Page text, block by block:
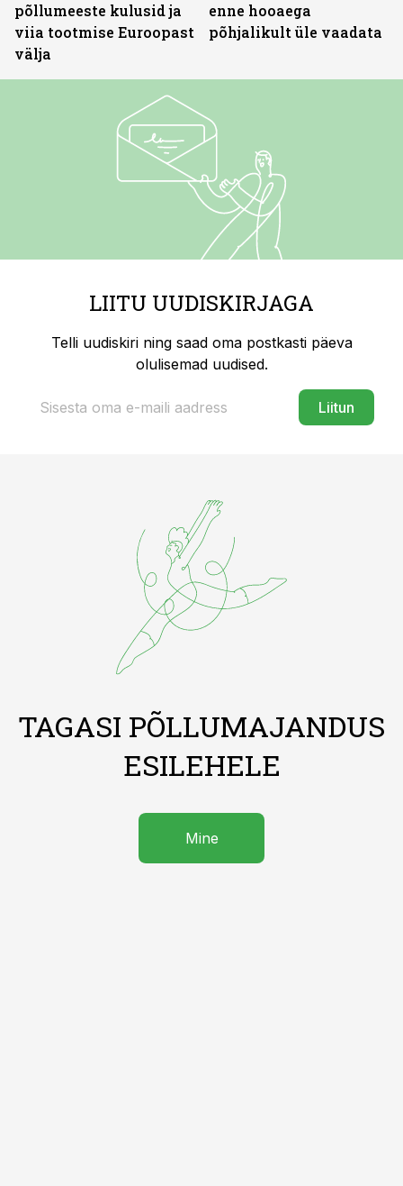
põllumeeste kulusid ja
viia tootmise Euroopast
välja
enne hooaega
põhjalikult üle vaadata
LIITU UUDISKIRJAGA
Telli uudiskiri ning saad oma postkasti päeva
olulisemad uudised.
Liitun
TAGASI PÕLLUMAJANDUS
ESILEHELE
Mine